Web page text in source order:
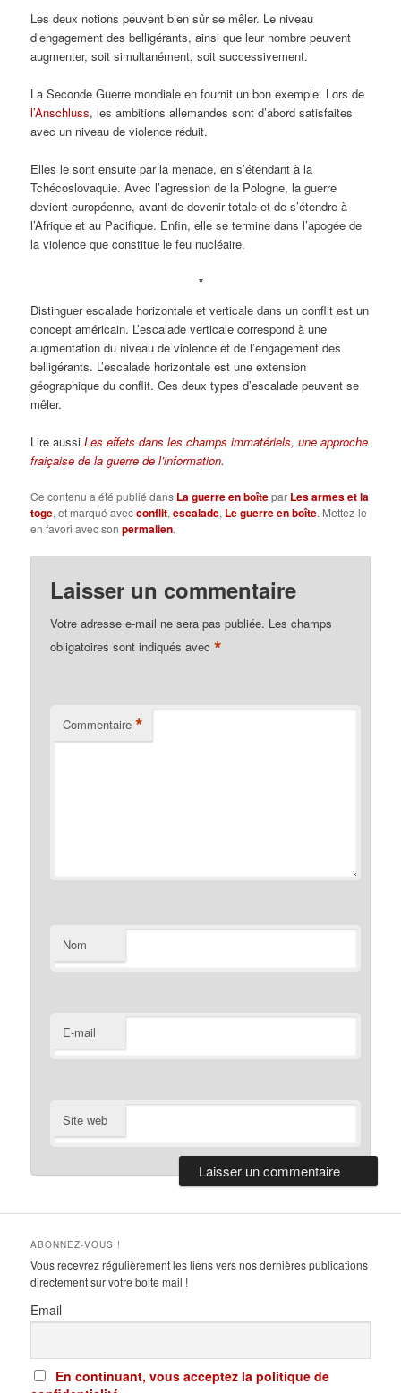
Les deux notions peuvent bien sûr se mêler. Le niveau
d’engagement des belligérants, ainsi que leur nombre peuvent
augmenter, soit simultanément, soit successivement.
La Seconde Guerre mondiale en fournit un bon exemple. Lors de
l’Anschluss, les ambitions allemandes sont d’abord satisfaites
avec un niveau de violence réduit.
Elles le sont ensuite par la menace, en s’étendant à la
Tchécoslovaquie. Avec l’agression de la Pologne, la guerre
devient européenne, avant de devenir totale et de s’étendre à
l’Afrique et au Pacifique. Enfin, elle se termine dans l’apogée de
la violence que constitue le feu nucléaire.
*
Distinguer escalade horizontale et verticale dans un conflit est un
concept américain. L’escalade verticale correspond à une
augmentation du niveau de violence et de l’engagement des
belligérants. L’escalade horizontale est une extension
géographique du conflit. Ces deux types d’escalade peuvent se
mêler.
Lire aussiLes effets dans les champs immatériels, une approche
fraiçaise de la guerre de l’information.
Ce contenu a été publié dans La guerre en boîtepar Les armes et la
toge, et marqué avecconflit,escalade, Le guerre en boîte. Mettez-le
en favori avec sonpermalien.
Laisser un commentaire
Votre adresse e-mail ne sera pas publiée. Les champs
obligatoires sont indiqués avec*
Commentaire *
Nom
E-mail
Site web
ABONNEZ-VOUS !
Vous recevrez régulièrement les liens vers nos dernières publications
directement sur votre boite mail !
Email
En continuant, vous acceptez la politique de